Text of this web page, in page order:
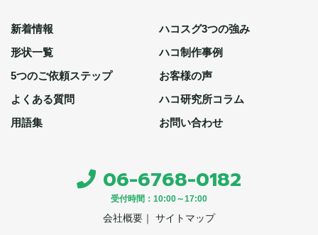
新着情報
ハコスグ3つの強み
形状一覧
ハコ制作事例
5つのご依頼ステップ
お客様の声
よくある質問
ハコ研究所コラム
用語集
お問い合わせ
06-6768-0182
受付時間：10:00～17:00
会社概要 ｜ サイトマップ